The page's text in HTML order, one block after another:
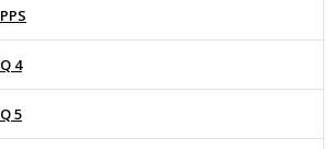
PPS
Q 4
Q 5